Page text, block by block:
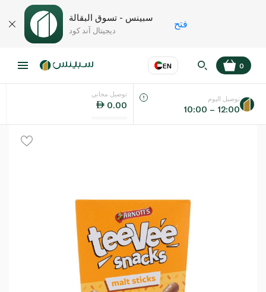
سبينس - تسوق البقالة
ديجيتال آند كود
فتح
EN
اللغة عر
0
توصيل مجاني
0.00
توصيل اليوم
10:00 – 12:00